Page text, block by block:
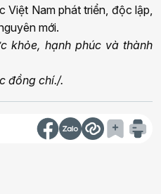
Nam phát triển, độc lập,
mới.
khỏe, hạnh phúc và thành
đồng chí./.